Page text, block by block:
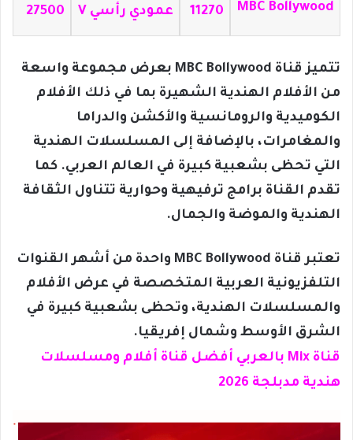
MBC Bollywood
11270 عمودي رأسي V 27500
تتميز قناة MBC Bollywood بعرض مجموعة واسعة
من الأفلام الهندية الشهيرة بما في ذلك الأفلام
الكوميدية والرومانسية والأكشن والدراما
والمغامرات، بالإضافة إلى المسلسلات الهندية
التي تحظى بشعبية كبيرة في العالم العربي. كما
تقدم القناة برامج ترفيهية وحوارية تتناول الثقافة
الهندية والموضة والجمال.
تعتبر قناة MBC Bollywood واحدة من أشهر القنوات
التلفزيونية العربية المتخصصة في عرض الأفلام
والمسلسلات الهندية، وتحظى بشعبية كبيرة في
الشرق الأوسط وشمال إفريقيا.
قناة Mix بالعربي أفضل قناة أفلام ومسلسلات
هندية مدبلجة 2026